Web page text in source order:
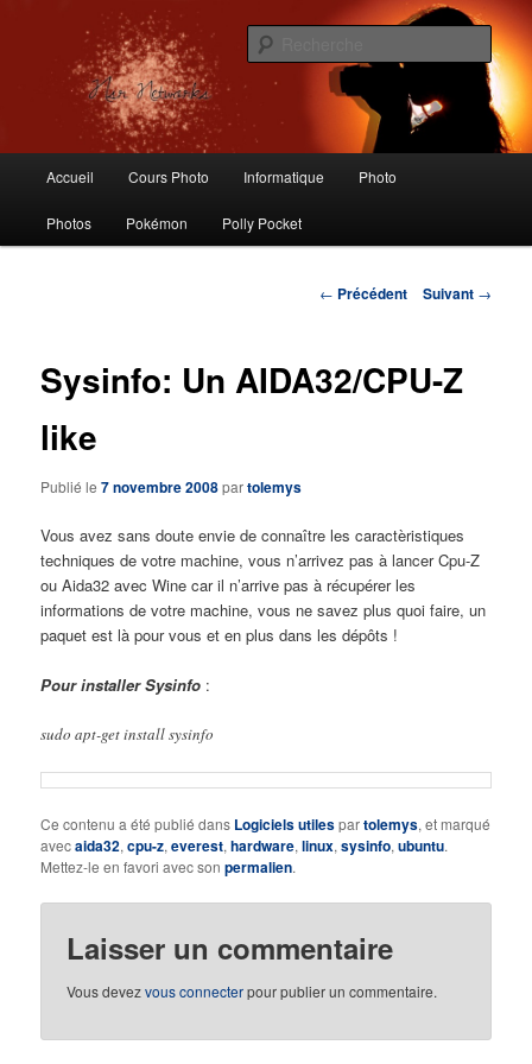
Nsr Networks – Labo Ubuntu
Logiciels libres, Photographie, Informatique, Polly Pocket, Vintage Toys
principal
Accueil Cours Photo Informatique Photo
Photos Pokémon Polly Pocket
Navigation
← Précédent Suivant →
Sysinfo: Un AIDA32/CPU-Z
like
Publié le7 novembre 2008partolemys
Vous avez sans doute envie de connaître les caractèristiques
techniques de votre machine, vous n’arrivez pas à lancer Cpu-Z
ou Aida32 avec Wine car il n’arrive pas à récupérer les
informations de votre machine, vous ne savez plus quoi faire, un
paquet est là pour vous et en plus dans les dépôts !
Pour installer Sysinfo :
sudo apt-get install sysinfo
Ce contenu a été publié dans Logiciels utilespartolemys, et marqué
avecaida32,cpu-z,everest,hardware,linux,sysinfo,ubuntu.
Mettez-le en favori avec sonpermalien.
Laisser un commentaire
Vous devezvous connecterpour publier un commentaire.